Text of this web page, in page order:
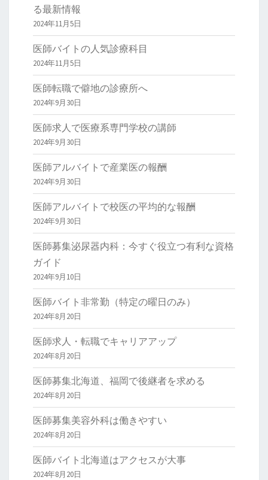
る最新情報
2024年11月5日
医師バイトの人気診療科目
2024年11月5日
医師転職で僻地の診療所へ
2024年9月30日
医師求人で医療系専門学校の講師
2024年9月30日
医師アルバイトで産業医の報酬
2024年9月30日
医師アルバイトで校医の平均的な報酬
2024年9月30日
医師募集泌尿器内科：今すぐ役立つ有利な資格
ガイド
2024年9月10日
医師バイト非常勤（特定の曜日のみ）
2024年8月20日
医師求人・転職でキャリアアップ
2024年8月20日
医師募集北海道、福岡で後継者を求める
2024年8月20日
医師募集美容外科は働きやすい
2024年8月20日
医師バイト北海道はアクセスが大事
2024年8月20日